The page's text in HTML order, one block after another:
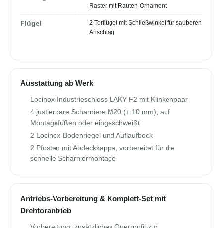
Raster mit Rauten-Ornament
Flügel
2 Torflügel mit Schließwinkel für sauberen
Anschlag
Ausstattung ab Werk
Locinox-Industrieschloss LAKY F2 mit Klinkenpaar
4 justierbare Scharniere M20 (± 10 mm), auf
Montagefüßen oder eingeschweißt
2 Locinox-Bodenriegel und Auflaufbock
2 Pfosten mit Abdeckkappe, vorbereitet für die
schnelle Scharniermontage
Antriebs-Vorbereitung & Komplett-Set mit
Drehtorantrieb